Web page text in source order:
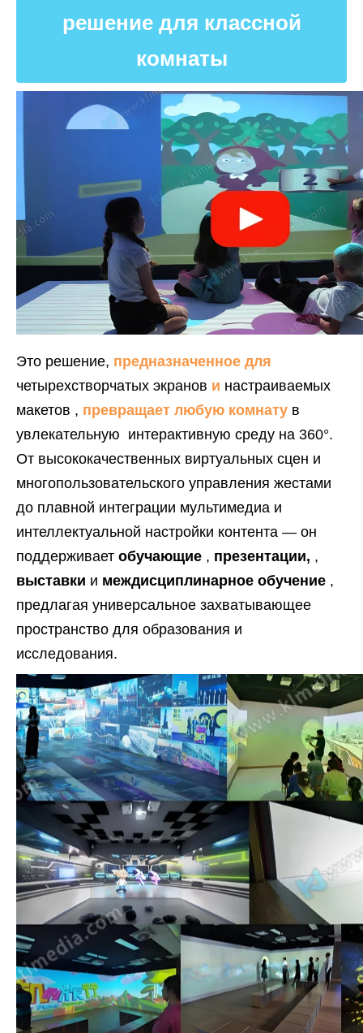
решение для классной
комнаты
Это решение, предназначенное для
четырехстворчатых экранов и настраиваемых
макетов , превращает любую комнату в
увлекательную интерактивную среду на 360°.
От высококачественных виртуальных сцен и
многопользовательского управления жестами
до плавной интеграции мультимедиа и
интеллектуальной настройки контента — он
поддерживает обучающие , презентации, ,
выставки и междисциплинарное обучение ,
предлагая универсальное захватывающее
пространство для образования и
исследования.